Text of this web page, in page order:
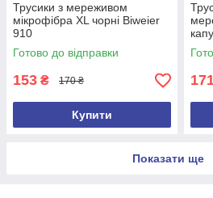
Трусики з мереживом
мікрофібра XL чорні Biweier
910
Готово до відправки
153 ₴ 170 ₴
Купити
Показати ще